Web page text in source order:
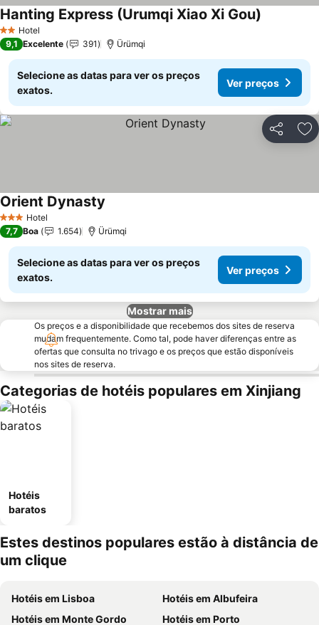
2 Estrelas
Hotel
Hanting Express (Urumqi Xiao Xi Gou)
9,1 Excelente 391 Ürümqi
Selecione as datas para ver os preços
exatos.
Ver preços
Partilhar
3 EstrelasHotel
Orient Dynasty
7,7 Boa 1.654 Ürümqi
Selecione as datas para ver os preços
exatos.
Ver preços
Mostrar mais
Os preços e a disponibilidade que recebemos dos sites de reserva
mudam frequentemente. Como tal, pode haver diferenças entre as
ofertas que consulta no trivago e os preços que estão disponíveis
nos sites de reserva.
Categorias de hotéis populares em Xinjiang
Hotéis
baratos
Estes destinos populares estão à distância de
um clique
Hotéis em Lisboa
Hotéis em Albufeira
Hotéis em Monte Gordo
Hotéis em Porto